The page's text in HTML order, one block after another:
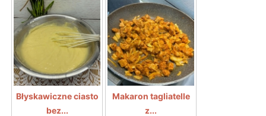
Błyskawiczne ciasto
bez...
Makaron tagliatelle
z...